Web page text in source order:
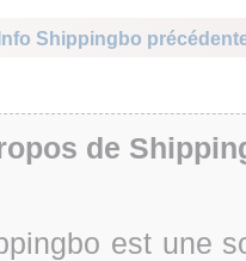
Info Shippingbo
de
est une